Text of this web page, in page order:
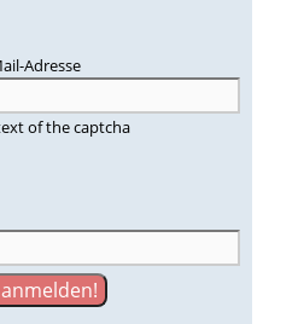
Adresse
of the captcha